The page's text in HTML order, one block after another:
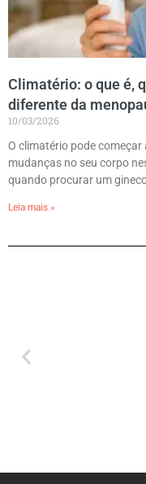
Climatério: o que é,
diferente da
10/03/2026
O climatério pode
mudanças no seu corpo
quando procurar um
Leia mais »